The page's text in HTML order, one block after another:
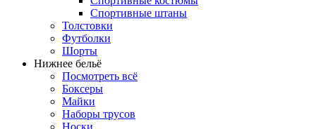
Спортивные штаны
Толстовки
Футболки
Шорты
Нижнее бельё
Посмотреть всё
Боксеры
Майки
Наборы трусов
Носки